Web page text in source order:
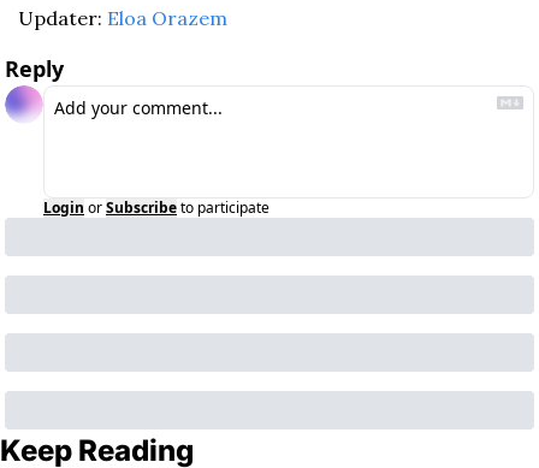
Updater: Eloa Orazem
Reply
Login orSubscribeto participate
Keep Reading